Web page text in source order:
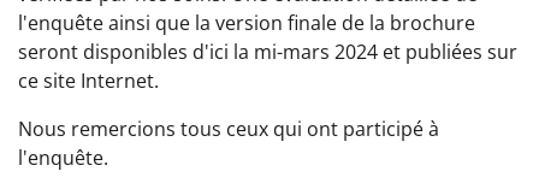
l'enquête ainsi que la version finale de la brochure
seront disponibles d'ici la mi-mars 2024 et publiées sur
ce site Internet.
Nous remercions tous ceux qui ont participé à
l'enquête.